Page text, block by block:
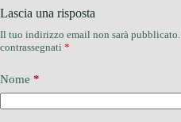
Lascia una risposta
Il tuo indirizzo email non sarà pubblicato.
contrassegnati *
Nome *